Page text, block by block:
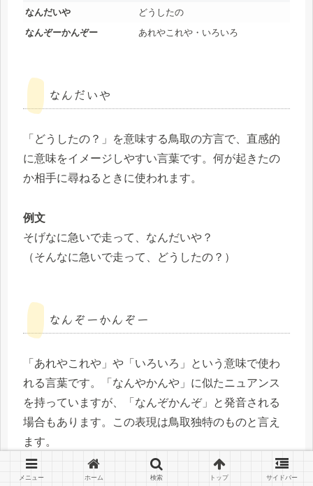
なんだいや
どうしたの
なんぞーかんぞー
あれやこれや・いろいろ
なんだいや
「どうしたの？」を意味する鳥取の方言で、直感的
に意味をイメージしやすい言葉です。何が起きたの
か相手に尋ねるときに使われます。
例文
そげなに急いで走って、なんだいや？
（そんなに急いで走って、どうしたの？）
なんぞーかんぞー
「あれやこれや」や「いろいろ」という意味で使わ
れる言葉です。「なんやかんや」に似たニュアンス
を持っていますが、「なんぞかんぞ」と発音される
場合もあります。この表現は鳥取独特のものと言え
ます。
例文
メニュー ホーム 検索 トップ サイドバー